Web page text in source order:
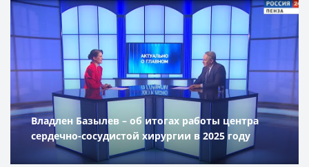
Владлен Базылев – об итогах работы центра
сердечно-сосудистой хирургии в 2025 году